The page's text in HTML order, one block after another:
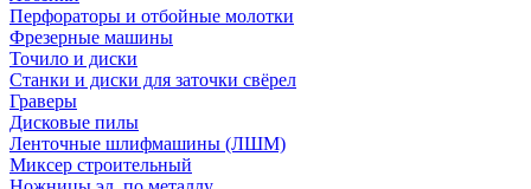
Перфораторы и отбойные молотки
Фрезерные машины
Точило и диски
Станки и диски для заточки свёрел
Граверы
Дисковые пилы
Ленточные шлифмашины (ЛШМ)
Миксер строительный